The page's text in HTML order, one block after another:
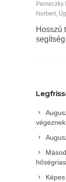
Perneczky
Norbert,
Hosszú